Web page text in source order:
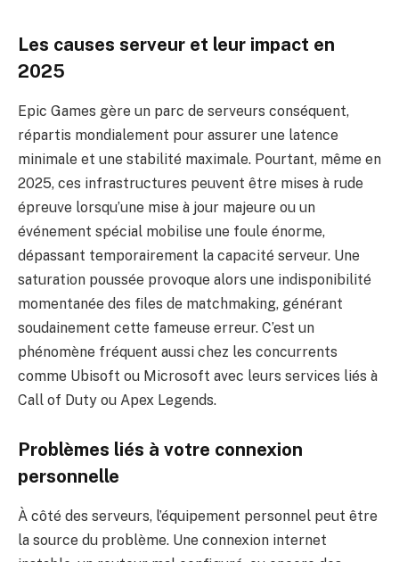
Les causes serveur et leur impact en
2025
Epic Games gère un parc de serveurs conséquent,
répartis mondialement pour assurer une latence
minimale et une stabilité maximale. Pourtant, même en
2025, ces infrastructures peuvent être mises à rude
épreuve lorsqu’une mise à jour majeure ou un
événement spécial mobilise une foule énorme,
dépassant temporairement la capacité serveur. Une
saturation poussée provoque alors une indisponibilité
momentanée des files de matchmaking, générant
soudainement cette fameuse erreur. C’est un
phénomène fréquent aussi chez les concurrents
comme Ubisoft ou Microsoft avec leurs services liés à
Call of Duty ou Apex Legends.
Problèmes liés à votre connexion
personnelle
À côté des serveurs, l’équipement personnel peut être
la source du problème. Une connexion internet